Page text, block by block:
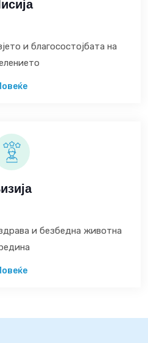
и благосостојбата на
и безбедна животна